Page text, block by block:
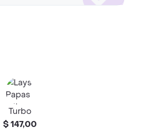
Turbo
$ 147,00